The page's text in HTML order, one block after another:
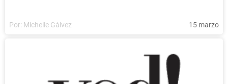
Por: Michelle Gálvez 15 marzo